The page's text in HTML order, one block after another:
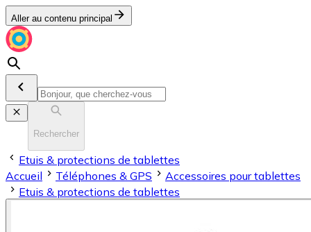
Aller au contenu principal
Rechercher
Etuis & protections de tablettes
Accueil
Téléphones & GPS
Accessoires pour tablettes
Etuis & protections de tablettes